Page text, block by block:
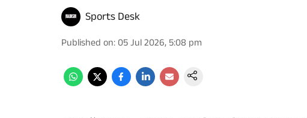
Sports Desk
Published on: 05 Jul 2026, 5:08 pm